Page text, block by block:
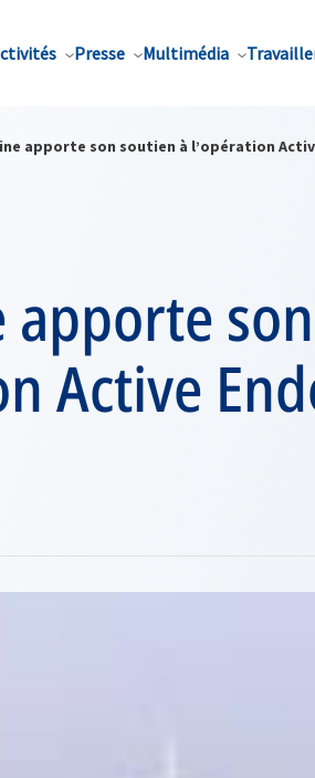
Presse Multimédia
apporte son soutien à l’opération
apporte
Active